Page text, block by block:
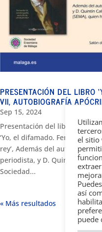
PRESENTACIÓN DEL LIBRO
VII, AUTOBIOGRAFÍA
Sep 15, 2024
Presentación del libro de D.
‘Yo, el difamado. Fernando
rey’, Además del autor, han
periodista, y D. Quintín Calle
Sociedad...
« Older Entries
el sitio
así
puede